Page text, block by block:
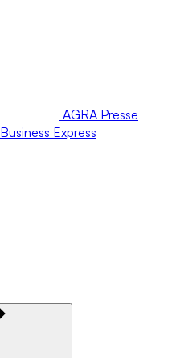
AGRA Presse
Business Express